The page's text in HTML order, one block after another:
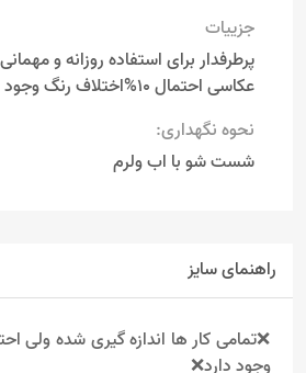
جزییات
پرطرفدار برای استفاده روزانه و
عکاسی احتمال 10%اختلاف رنگ وجود دارد
نحوه نگهداری:
شست شو با اب ولرم
راهنمای سایز
وجود دارد❌